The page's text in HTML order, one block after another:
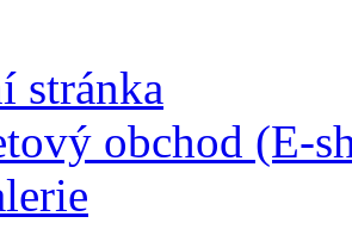
stránka
obchod (E-